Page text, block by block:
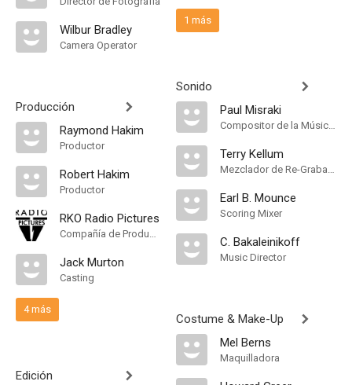
Wilbur Bradley
Camera Operator
Producción
Raymond Hakim
Productor
Robert Hakim
Productor
RKO Radio Pictures
Compañía de Produccion
Jack Murton
Casting
4 más
Edición
1 más
Sonido
Paul Misraki
Compositor de la Música Original
Terry Kellum
Mezclador de Re-Grabación de Sonido
Earl B. Mounce
Scoring Mixer
C. Bakaleinikoff
Music Director
Costume & Make-Up
Mel Berns
Maquilladora